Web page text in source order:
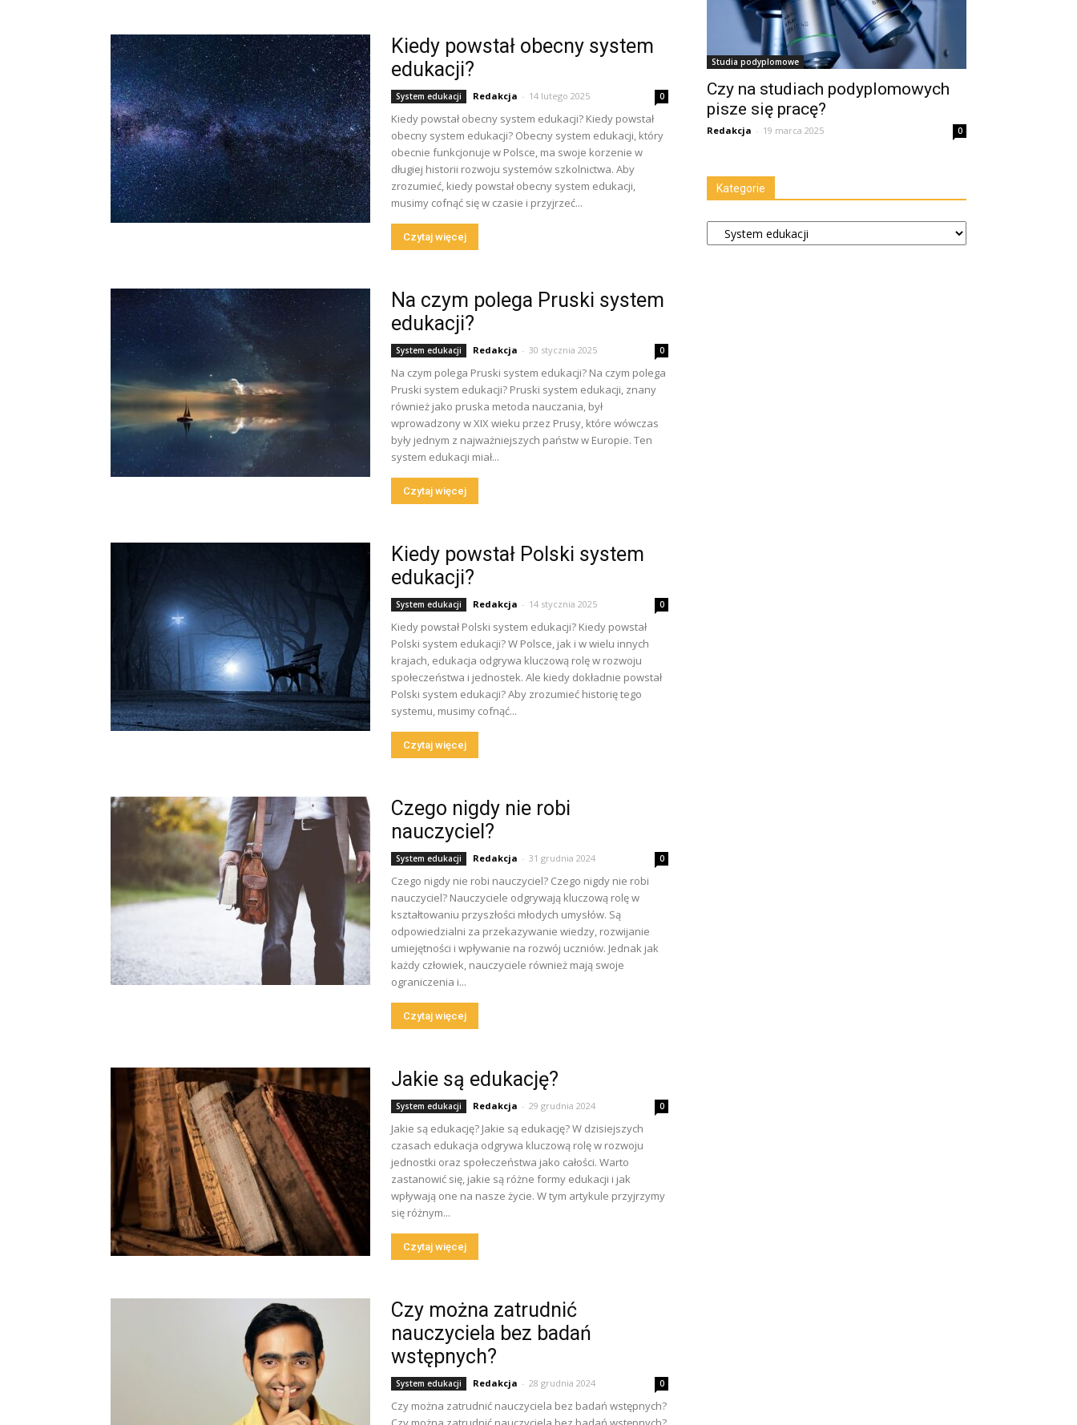
Kiedy powstał obecny system
edukacji?
System edukacji Redakcja - 14 lutego 2025 0
Kiedy powstał obecny system edukacji? Kiedy powstał
obecny system edukacji? Obecny system edukacji, który
obecnie funkcjonuje w Polsce, ma swoje korzenie w
długiej historii rozwoju systemów szkolnictwa. Aby
zrozumieć, kiedy powstał obecny system edukacji,
musimy cofnąć się w czasie i przyjrzeć...
Czytaj więcej
Na czym polega Pruski system
edukacji?
System edukacji Redakcja - 30 stycznia 2025 0
Na czym polega Pruski system edukacji? Na czym polega
Pruski system edukacji? Pruski system edukacji, znany
również jako pruska metoda nauczania, był
wprowadzony w XIX wieku przez Prusy, które wówczas
były jednym z najważniejszych państw w Europie. Ten
system edukacji miał...
Czytaj więcej
Kiedy powstał Polski system
edukacji?
System edukacji Redakcja - 14 stycznia 2025 0
Kiedy powstał Polski system edukacji? Kiedy powstał
Polski system edukacji? W Polsce, jak i w wielu innych
krajach, edukacja odgrywa kluczową rolę w rozwoju
społeczeństwa i jednostek. Ale kiedy dokładnie powstał
Polski system edukacji? Aby zrozumieć historię tego
systemu, musimy cofnąć...
Czytaj więcej
Czego nigdy nie robi
nauczyciel?
System edukacji Redakcja - 31 grudnia 2024 0
Czego nigdy nie robi nauczyciel? Czego nigdy nie robi
nauczyciel? Nauczyciele odgrywają kluczową rolę w
kształtowaniu przyszłości młodych umysłów. Są
odpowiedzialni za przekazywanie wiedzy, rozwijanie
umiejętności i wpływanie na rozwój uczniów. Jednak jak
każdy człowiek, nauczyciele również mają swoje
ograniczenia i...
Czytaj więcej
Jakie są edukację?
System edukacji Redakcja - 29 grudnia 2024 0
Jakie są edukację? Jakie są edukację? W dzisiejszych
czasach edukacja odgrywa kluczową rolę w rozwoju
jednostki oraz społeczeństwa jako całości. Warto
zastanowić się, jakie są różne formy edukacji i jak
wpływają one na nasze życie. W tym artykule przyjrzymy
się różnym...
Czytaj więcej
Czy można zatrudnić
nauczyciela bez badań
wstępnych?
System edukacji Redakcja - 28 grudnia 2024 0
Czy można zatrudnić nauczyciela bez badań wstępnych?
Studia podyplomowe
Czy na studiach podyplomowych
pisze się pracę?
Redakcja - 19 marca 2025 0
Kategorie
Kategorie